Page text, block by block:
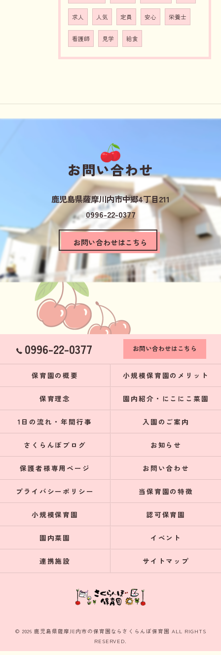
求人 人気 定員 安心 栄養士
看護師 見学 給食
お問い合わせ
鹿児島県薩摩川内市中郷4丁目211
0996-22-0377
お問い合わせはこちら
0996-22-0377 お問い合わせはこちら
保育園の概要 小規模保育園のメリット
保育理念 園内紹介・にこにこ菜園
1日の流れ・年間行事 入園のご案内
さくらんぼブログ お知らせ
保護者様専用ページ お問い合わせ
プライバシーポリシー 当保育園の特徴
小規模保育園 認可保育園
園内菜園 イベント
連携施設 サイトマップ
© 2026 鹿児島県薩摩川内市の保育園ならさくらんぼ保育園 ALL RIGHTS
RESERVED.